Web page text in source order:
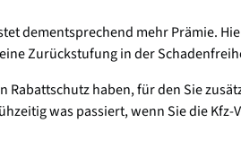
dementsprechend mehr Prämie.
Zurückstufung in der
Rabattschutz haben, für den Sie
was passiert, wenn Sie die Kfz-